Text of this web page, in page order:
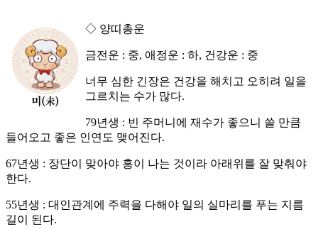
◇ 양띠총운
금전운 : 중, 애정운 : 하, 건강운 : 중
너무 심한 긴장은 건강을 해치고 오히려 일을
그르치는 수가 많다.
79년생 : 빈 주머니에 재수가 좋으니 쓸 만큼
들어오고 좋은 인연도 맺어진다.
67년생 : 장단이 맞아야 흥이 나는 것이라 아래위를 잘 맞춰야
한다.
55년생 : 대인관계에 주력을 다해야 일의 실마리를 푸는 지름
길이 된다.